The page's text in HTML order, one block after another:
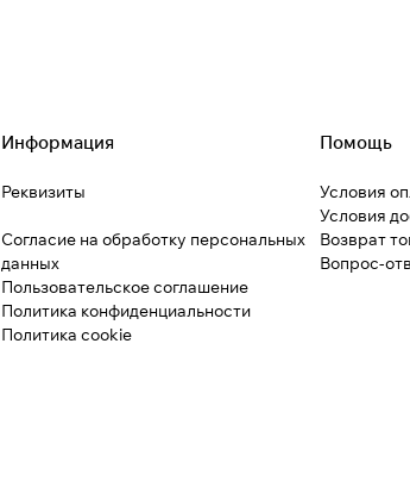
Информация
Реквизиты
Согласие на обработку персональных
данных
Пользовательское соглашение
Политика конфиденциальности
Политика cookie
Помощь
Условия
Условия
Возврат
Вопрос-